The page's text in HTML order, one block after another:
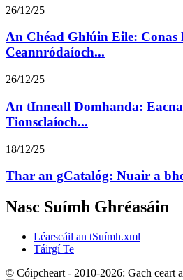
26/12/25
An Chéad Ghlúin Eile: Conas
Ceannródaíoch...
26/12/25
An tInneall Domhanda:
Tionsclaíoch...
18/12/25
Thar an gCatalóg: Nuair a
Nasc Suímh Ghréasáin
Léarscáil an tSuímh.xml
Táirgí Te
© Cóipcheart - 2010-2026: Gach ceart